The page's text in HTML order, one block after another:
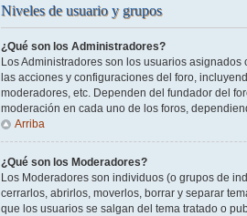
Niveles de usuario y grupos
¿Qué son los Administradores?
Los Administradores son los usuarios
las acciones y configuraciones del foro,
moderadores, etc. Dependen del fundador del
moderación en cada uno de los foros,
Arriba
¿Qué son los Moderadores?
Los Moderadores son individuos (o grupos de
cerrarlos, abrirlos, moverlos, borrar y separar
que los usuarios se salgan del tema tratado o